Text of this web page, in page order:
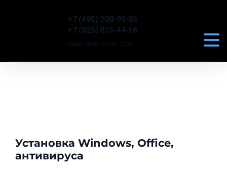
+7 (495) 208-93-83
+7 (925) 815-44-16
Ежедневно 10:00-22:00
Установка Windows, Office,
антивируса